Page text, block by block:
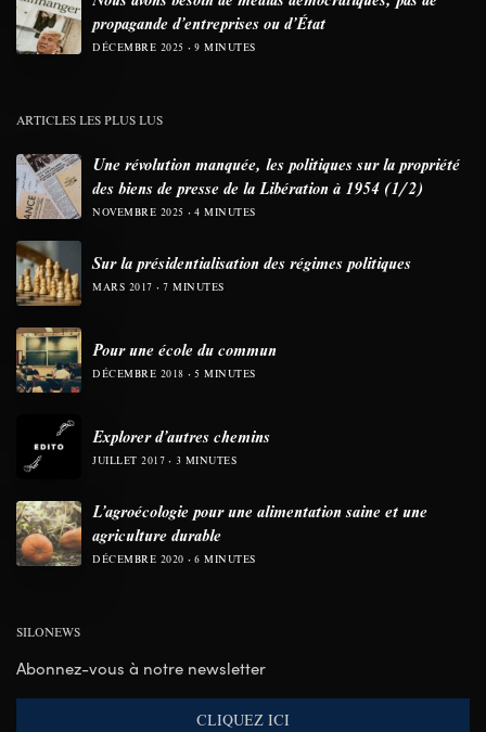
propagande d’entreprises ou d’État
DÉCEMBRE 2025 9 MINUTES
ARTICLES LES PLUS LUS
Une révolution manquée, les politiques sur la propriété
des biens de presse de la Libération à 1954 (1/2)
NOVEMBRE 2025 4 MINUTES
Sur la présidentialisation des régimes politiques
MARS 2017 7 MINUTES
Pour une école du commun
DÉCEMBRE 2018 5 MINUTES
Explorer d’autres chemins
JUILLET 2017 3 MINUTES
L’agroécologie pour une alimentation saine et une
agriculture durable
DÉCEMBRE 2020 6 MINUTES
SILONEWS
Abonnez-vous à notre newsletter
CLIQUEZ ICI